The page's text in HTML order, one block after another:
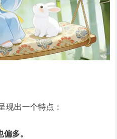
现出一个特点：
多。